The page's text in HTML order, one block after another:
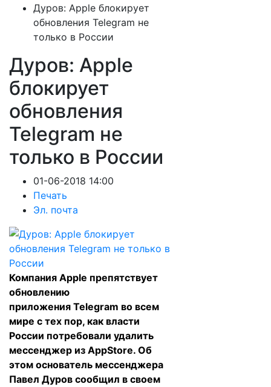
Дуров: Apple блокирует
обновления Telegram не
только в России
Дуров: Apple
блокирует
обновления
Telegram не
только в России
01-06-2018 14:00
Печать
Эл. почта
Компания Apple препятствует
обновлению
приложения Telegram во всем
мире с тех пор, как власти
России потребовали удалить
мессенджер из AppStore. Об
этом основатель мессенджера
Павел Дуров сообщил в своем